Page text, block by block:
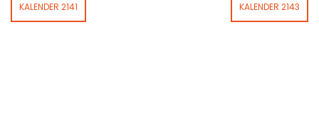
KALENDER 2141 KALENDER 2143